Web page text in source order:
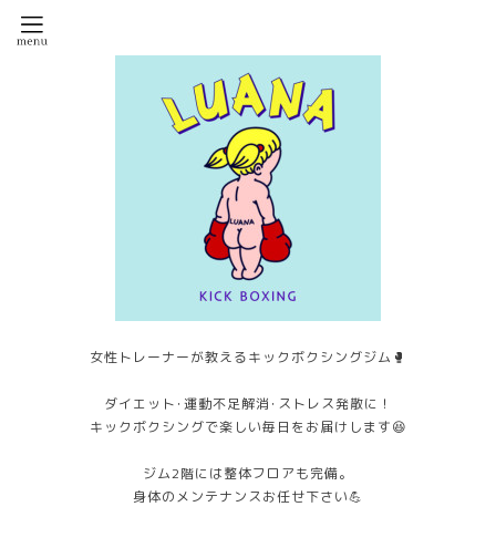
女性トレーナーが教えるキックボクシングジム🥊
ダイエット･運動不足解消･ストレス発散に！
キックボクシングで楽しい毎日をお届けします😆
ジム2階には整体フロアも完備。
身体のメンテナンスお任せ下さい💪